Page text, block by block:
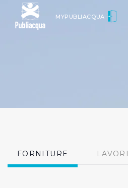
MYPUBLIACQUA
FORNITURE LAVORI